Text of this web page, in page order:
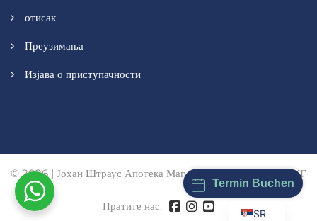
отисак
Преузимања
Изјава о приступачности
© 2026 | Јохан Штраус Апотека Маг. пхарм. Мануел Вендл КГ
Пратите нас:
SR
Termin Buchen